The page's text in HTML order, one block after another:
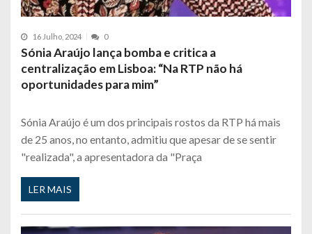
16 Julho, 2024 0
Sónia Araújo lança bomba e critica a
centralização em Lisboa: “Na RTP não há
oportunidades para mim”
Sónia Araújo é um dos principais rostos da RTP há mais
de 25 anos, no entanto, admitiu que apesar de se sentir
"realizada", a apresentadora da "Praça
LER MAIS